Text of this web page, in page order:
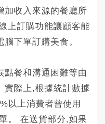
加收入來源的餐廳所
上訂購功能讓顧客能
下單訂購美食。
點餐和溝通困難等由
實際上,根據統計數據
以上消費者曾使用
。 在送貨部分,如果